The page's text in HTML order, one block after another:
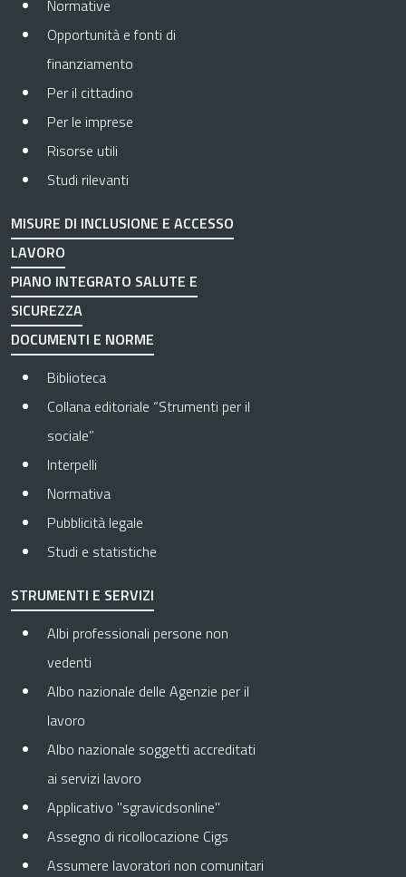
Normative
Opportunità e fonti di
finanziamento
Per il cittadino
Per le imprese
Risorse utili
Studi rilevanti
MISURE DI INCLUSIONE E ACCESSO
LAVORO
PIANO INTEGRATO SALUTE E
SICUREZZA
DOCUMENTI E NORME
Biblioteca
Collana editoriale “Strumenti per il
sociale”
Interpelli
Normativa
Pubblicità legale
Studi e statistiche
STRUMENTI E SERVIZI
Albi professionali persone non
vedenti
Albo nazionale delle Agenzie per il
lavoro
Albo nazionale soggetti accreditati
ai servizi lavoro
Applicativo "sgravicdsonline"
Assegno di ricollocazione Cigs
Assumere lavoratori non comunitari